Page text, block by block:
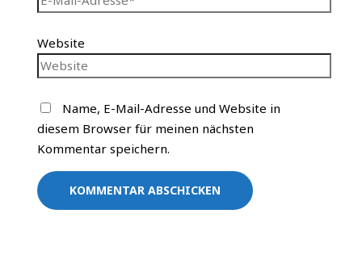
Website
Name, E-Mail-Adresse und Website in
diesem Browser für meinen nächsten
Kommentar speichern.